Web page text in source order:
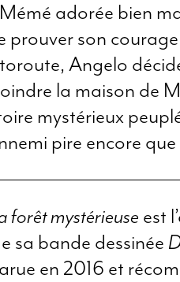
adorée bien
prouver son
Angelo
la maison de
mystérieux
pire encore
forêt mystérieuse est
sa bande dessinée
en 2016 et